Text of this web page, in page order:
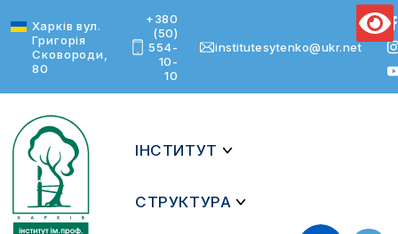
Text Size
Харків вул.
Григорія
Сковороди,
80
+380
(50)
554-
10-
10
institutesytenko@ukr.net
ІНСТИТУТ
СТРУКТУРА